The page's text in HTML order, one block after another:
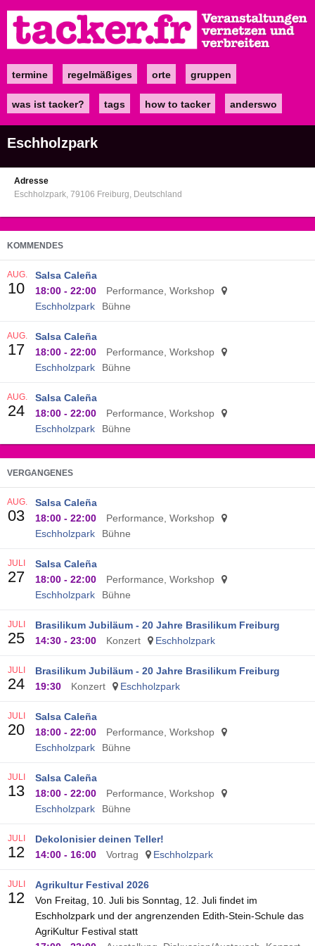
zum
Inhalt
Maintermine regelmäßiges orte gruppen
was ist tacker? tags how to tacker anderswo
Eschholzpark
Adresse
Eschholzpark 79106 Freiburg Deutschland
KOMMENDES
Salsa Caleña
18:00 - 22:00
Performance, Workshop
Eschholzpark
Bühne
AUG.
10
Salsa Caleña
18:00 - 22:00
Performance, Workshop
Eschholzpark
Bühne
AUG.
17
Salsa Caleña
18:00 - 22:00
Performance, Workshop
Eschholzpark
Bühne
AUG.
24
VERGANGENES
Salsa Caleña
18:00 - 22:00
Performance, Workshop
Eschholzpark
Bühne
AUG.
03
Salsa Caleña
18:00 - 22:00
Performance, Workshop
Eschholzpark
Bühne
JULI
27
Brasilikum Jubiläum - 20 Jahre Brasilikum Freiburg
14:30 - 23:00 Konzert Eschholzpark
JULI
25
Brasilikum Jubiläum - 20 Jahre Brasilikum Freiburg
19:30
Konzert Eschholzpark
JULI
24
Salsa Caleña
18:00 - 22:00
Performance, Workshop
Eschholzpark
Bühne
JULI
20
Salsa Caleña
18:00 - 22:00
Performance, Workshop
Eschholzpark
Bühne
JULI
13
Dekolonisier deinen Teller!
14:00 - 16:00 Vortrag Eschholzpark
JULI
12
Agrikultur Festival 2026
Von Freitag, 10. Juli bis Sonntag, 12. Juli findet im
Eschholzpark und der angrenzenden Edith-Stein-Schule das
AgriKultur Festival statt
JULI
12